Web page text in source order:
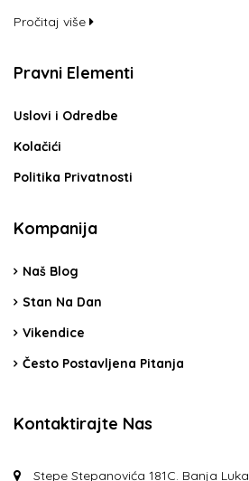
Pročitaj više
Pravni Elementi
Uslovi i Odredbe
Kolačići
Politika Privatnosti
Kompanija
Naš Blog
Stan Na Dan
Vikendice
Često Postavljena Pitanja
Kontaktirajte Nas
Stepe Stepanovića 181C. Banja Luka